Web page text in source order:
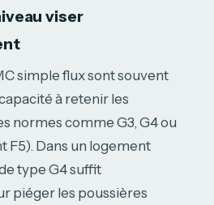
viser
simple flux sont souvent
à retenir les
normes comme G3, G4 ou
F5). Dans un logement
type G4 suffit
piéger les poussières